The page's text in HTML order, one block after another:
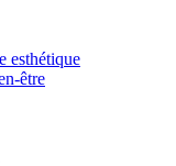
esthétique
être